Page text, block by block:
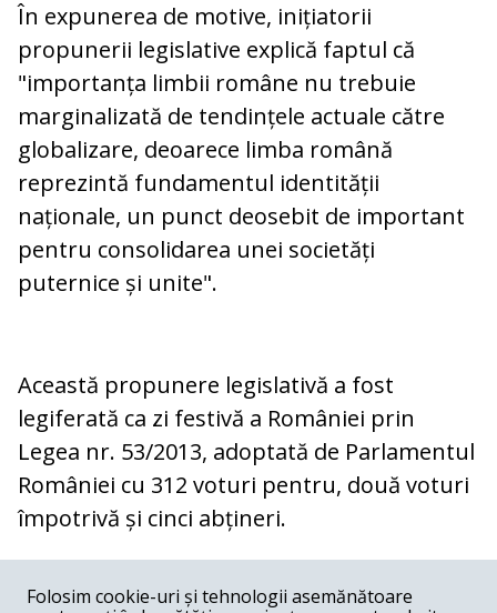
În expunerea de motive, inițiatorii
propunerii legislative explică faptul că
"importanța limbii române nu trebuie
marginalizată de tendințele actuale către
globalizare, deoarece limba română
reprezintă fundamentul identității
naționale, un punct deosebit de important
pentru consolidarea unei societăți
puternice și unite".
Această propunere legislativă a fost
legiferată ca zi festivă a României prin
Legea nr. 53/2013, adoptată de Parlamentul
României cu 312 voturi pentru, două voturi
împotrivă și cinci abțineri.
COMENTARII
Folosim cookie-uri și tehnologii asemănătoare